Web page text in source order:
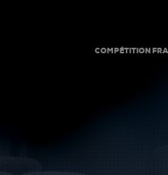
COMPÉTITION